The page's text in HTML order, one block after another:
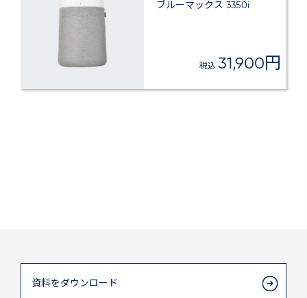
ブルーマックス 3350i
税込 31,900円
資料をダウンロード